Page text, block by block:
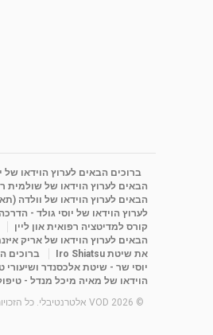
ברוכים הבאים לערוץ הוידאו של
הבאים לערוץ הוידאו של שולמית
הבאים לערוץ הוידאו של וולדה
לערוץ הוידאו של יוסי גולד -
קורס למדיטציה רפואית און ליין
הבאים לערוץ הוידאו של אריק
את שיטת Iro Shiatsu
ברוכים
יוסי שר - שיטת אלכסנדר ושיעורי
הוידאו של מאיה מיכל מנדל -
© 2026 VOD אלטרנטיבלי. כל הזכויות שמורות.